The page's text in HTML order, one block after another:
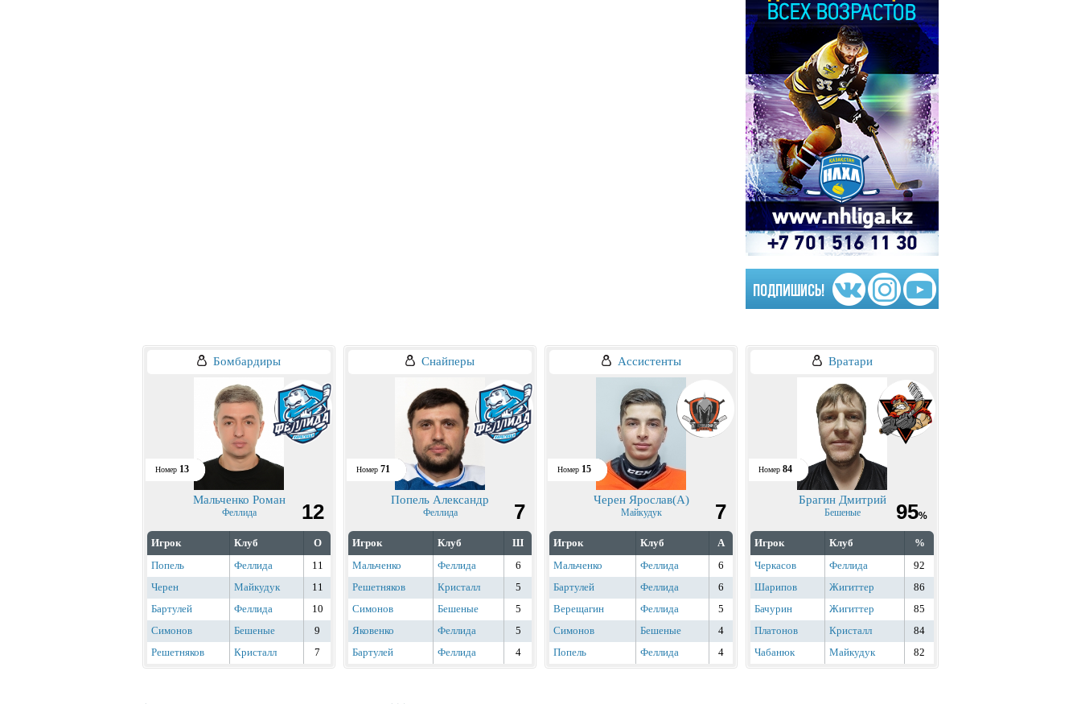
Бомбардиры
Номер 13
Мальченко Роман
Феллида 12
Игрок Клуб
О
Попель
Феллида
11
Черен
Майкудук
11
Бартулей
Феллида
10
Симонов
Бешеные
9
Решетняков
Кристалл 7
Снайперы
Номер 71
Попель Александр
Феллида 7
Игрок Клуб
Ш
Мальченко
Феллида
6
Решетняков
Кристалл
5
Симонов
Бешеные
5
Яковенко
Феллида
5
Бартулей
Феллида 4
Ассистенты
Номер 15
Черен Ярослав(А)
Майкудук 7
Игрок Клуб
А
Мальченко
Феллида
6
Бартулей
Феллида
6
Верещагин
Феллида
5
Симонов
Бешеные
4
Попель
Феллида 4
Вратари
Номер 84
Брагин Дмитрий
Бешеные 95%
Игрок Клуб
%
Черкасов
Феллида
92
Шарипов
Жигиттер
86
Бачурин
Жигиттер
85
Платонов
Кристалл
84
Чабанюк
Майкудук 82